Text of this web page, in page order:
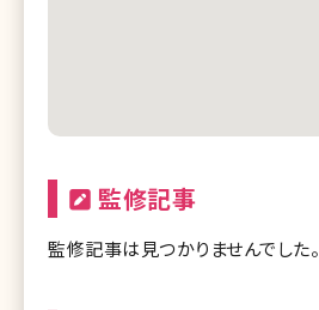
監修記事
監修記事は見つかりませんでした。